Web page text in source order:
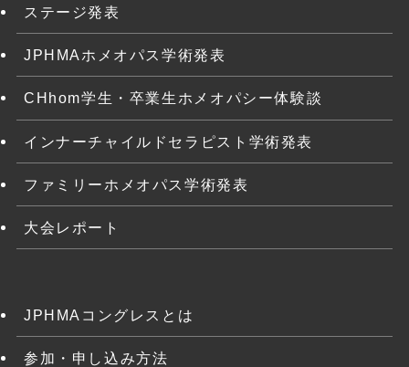
ステージ発表
JPHMAホメオパス学術発表
CHhom学生・卒業生ホメオパシー体験談
インナーチャイルドセラピスト学術発表
ファミリーホメオパス学術発表
大会レポート
JPHMAコングレスとは
参加・申し込み方法